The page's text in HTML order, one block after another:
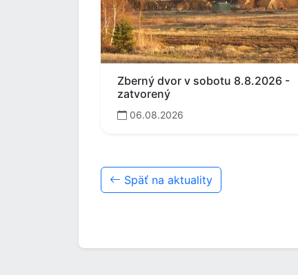
Zberný dvor v sobotu 8.8.2026 -
zatvorený
06.08.2026
Späť na aktuality